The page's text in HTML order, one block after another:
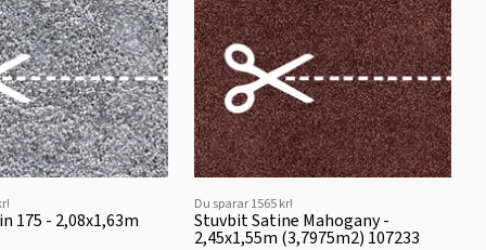
175 - 2,08x1,63m
Du sparar 1565 kr!
Stuvbit Satine Mahogany -
2,45x1,55m (3,7975m2) 107233